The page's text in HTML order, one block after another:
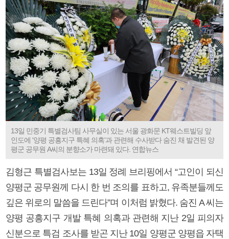
13일 민중기 특별검사팀 사무실이 있는 서울 광화문 KT웨스트빌딩 앞
인도에 '양평 공흥지구 특혜 의혹'과 관련해 수사받다 숨진 채 발견된 양
평군 공무원 A씨의 분향소가 마련돼 있다. 연합뉴스
김형근 특별검사보는 13일 정례 브리핑에서 “고인이 되신
양평군 공무원께 다시 한 번 조의를 표하고, 유족분들께도
깊은 위로의 말씀을 드린다”며 이처럼 밝혔다. 숨진 A 씨는
양평 공흥지구 개발 특혜 의혹과 관련해 지난 2일 피의자
신분으로 특검 조사를 받곤 지난 10일 양평군 양평읍 자택